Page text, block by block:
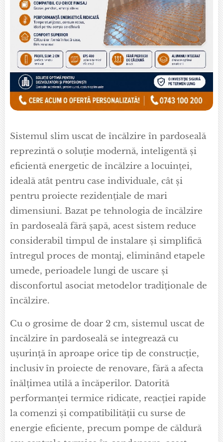
Sistemul slim uscat de încălzire în pardoseală
reprezintă o soluție modernă, inteligentă și
eficientă energetic de încălzire a locuinței,
ideală atât pentru case individuale, cât și
pentru proiecte rezidențiale de mari
dimensiuni. Bazat pe tehnologia de încălzire
în pardoseală fără șapă, acest sistem reduce
considerabil timpul de instalare și simplifică
întregul proces de montaj, eliminând etapele
umede, perioadele lungi de uscare și
disconfortul asociat metodelor tradiționale de
încălzire.
Cu o grosime de doar 2 cm, sistemul uscat de
încălzire în pardoseală se integrează cu
ușurință în aproape orice tip de construcție,
inclusiv în proiecte de renovare, fără a afecta
înălțimea utilă a încăperilor. Datorită
performanței termice ridicate, reacției rapide
la comenzi și compatibilității cu surse de
energie eficiente, precum pompe de căldură